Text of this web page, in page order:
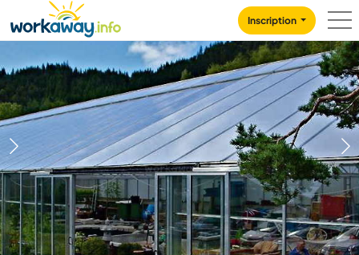
CONTENT
MAIN NAVIGATION
Inscription